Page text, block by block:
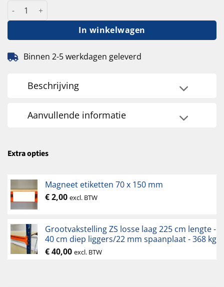
Grootvakstelling ZS 250 cm hoog - 40 cm diep - 225 cm 4
In winkelwagen
Binnen 2-5 werkdagen geleverd
Beschrijving
Aanvullende informatie
Extra opties
Magneet etiketten 70 x 150 mm
€2,00 excl. BTW
Grootvakstelling ZS losse laag 225 cm lengte -
40 cm diep liggers/22 mm spaanplaat - 368 kg
€40,00 excl. BTW